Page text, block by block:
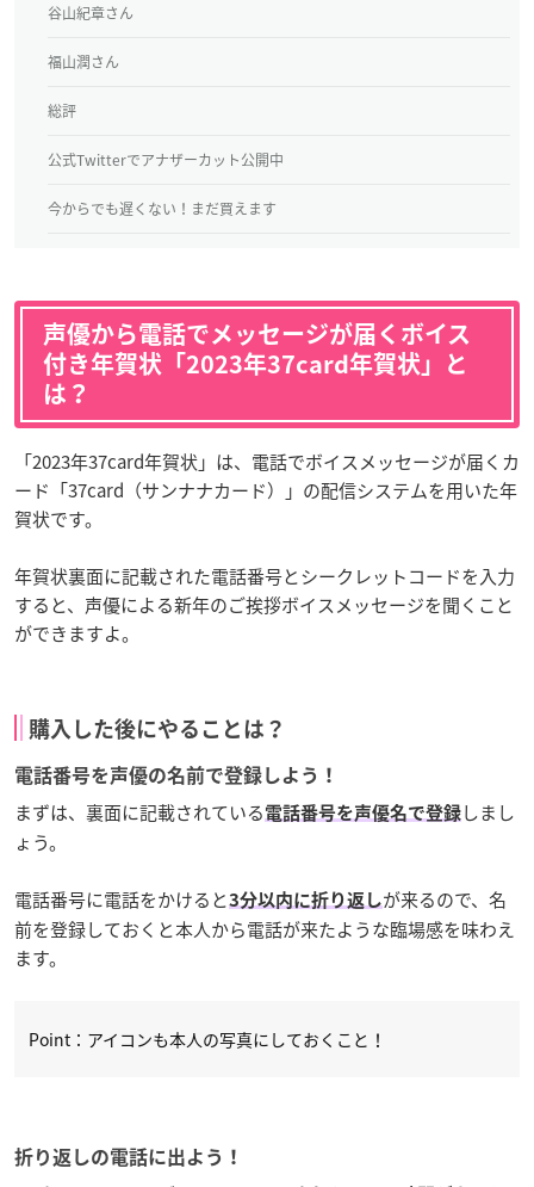
谷山紀章さん
福山潤さん
総評
公式Twitterでアナザーカット公開中
今からでも遅くない！まだ買えます
声優から電話でメッセージが届くボイス
付き年賀状「2023年37card年賀状」と
は？
「2023年37card年賀状」は、電話でボイスメッセージが届くカ
ード「37card（サンナナカード）」の配信システムを用いた年
賀状です。
年賀状裏面に記載された電話番号とシークレットコードを入力
すると、声優による新年のご挨拶ボイスメッセージを聞くこと
ができますよ。
購入した後にやることは？
電話番号を声優の名前で登録しよう！
まずは、裏面に記載されている 電話番号を声優名で登録 しまし
ょう。
電話番号に電話をかけると 3分以内に折り返しが来るので、名
前を登録しておくと本人から電話が来たような臨場感を味わえ
ます。
Point：アイコンも本人の写真にしておくこと！
折り返しの電話に出よう！